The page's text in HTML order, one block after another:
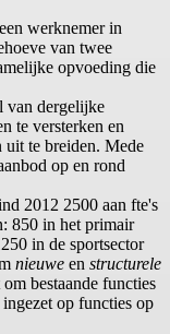
werknemer in
van twee
opvoeding die
van dergelijke
te versterken en
uit te breiden. Mede
op en rond
2012 2500 aan fte's
850 in het primair
in de sportsector
nieuwe en structurele
bestaande functies
op functies op